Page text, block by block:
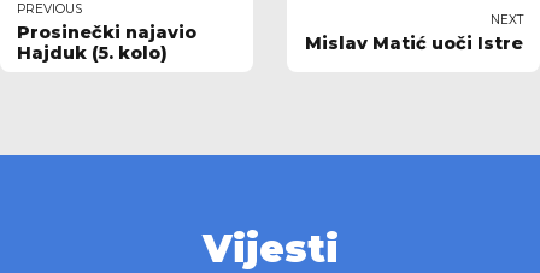
PREVIOUS
Prosinečki najavio
Hajduk (5. kolo)
NEXT
Mislav Matić uoči Istre
Vijesti